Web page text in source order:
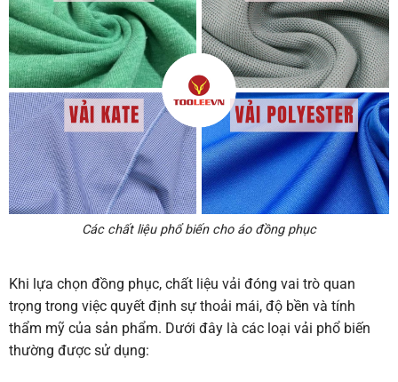
Các chất liệu phổ biến cho áo đồng phục
Khi lựa chọn đồng phục, chất liệu vải đóng vai trò quan
trọng trong việc quyết định sự thoải mái, độ bền và tính
thẩm mỹ của sản phẩm. Dưới đây là các loại vải phổ biến
thường được sử dụng: